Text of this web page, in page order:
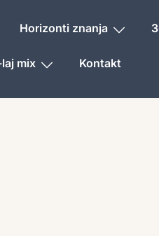
Horizonti znanja
mix Kontakt